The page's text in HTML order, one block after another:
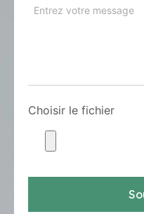
Choisir le fichier